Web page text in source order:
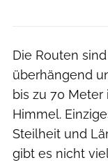
Die Routen
überhängend
bis zu 70
Himmel.
Steilheit und
gibt es nicht